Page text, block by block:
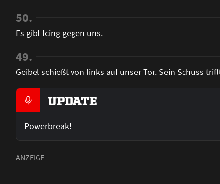
50.
Es gibt Icing gegen uns.
49.
Geibel schießt von links auf unser Tor. Sein Schuss
UPDATE
Powerbreak!